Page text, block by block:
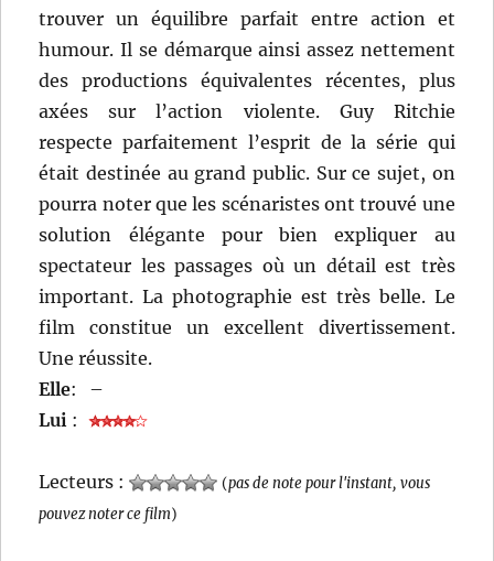
trouver un équilibre parfait entre action et
humour. Il se démarque ainsi assez nettement
des productions équivalentes récentes, plus
axées sur l’action violente. Guy Ritchie
respecte parfaitement l’esprit de la série qui
était destinée au grand public. Sur ce sujet, on
pourra noter que les scénaristes ont trouvé une
solution élégante pour bien expliquer au
spectateur les passages où un détail est très
important. La photographie est très belle. Le
film constitue un excellent divertissement.
Une réussite.
Elle:
–
Lui :
Lecteurs : (pas de note pour l'instant, vous
pouvez noter ce film)